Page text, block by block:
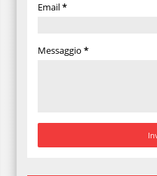
Email*
Messaggio *